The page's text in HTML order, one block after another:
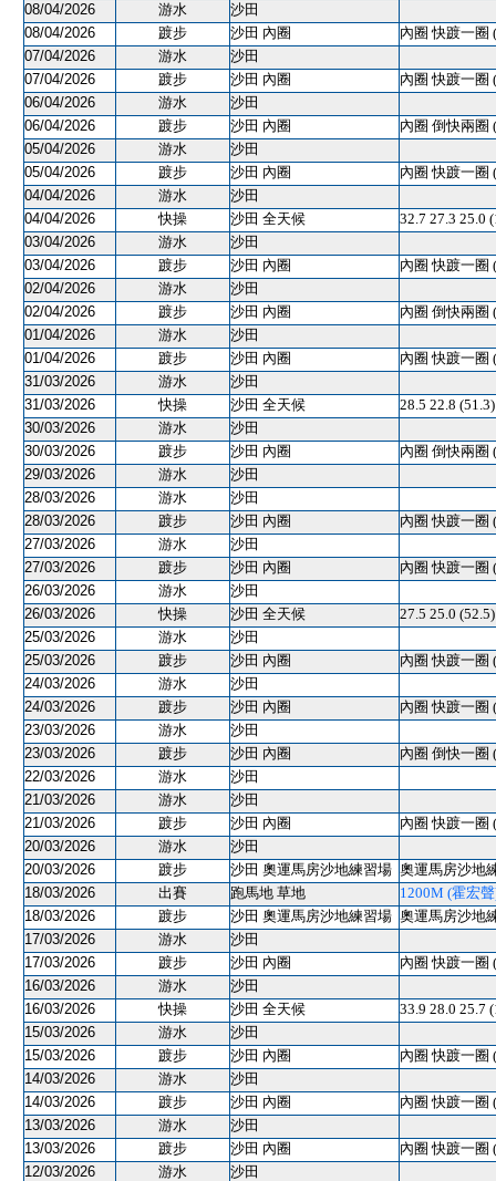
08/04/2026
游水
沙田
08/04/2026
踱步 沙田 內圈
內圈 快踱一圈
07/04/2026
游水
沙田
07/04/2026
踱步 沙田 內圈
內圈 快踱一圈
06/04/2026
游水
沙田
06/04/2026
踱步 沙田 內圈
內圈 倒快兩圈
05/04/2026
游水
沙田
05/04/2026
踱步 沙田 內圈
內圈 快踱一圈
04/04/2026
游水
沙田
04/04/2026
快操 沙田 全天候
32.7 27.3 25.0
03/04/2026
游水
沙田
03/04/2026
踱步 沙田 內圈
內圈 快踱一圈
02/04/2026
游水
沙田
02/04/2026
踱步 沙田 內圈
內圈 倒快兩圈
01/04/2026
游水
沙田
01/04/2026
踱步 沙田 內圈
內圈 快踱一圈
31/03/2026
游水
沙田
31/03/2026
快操 沙田 全天候
28.5 22.8
30/03/2026
游水
沙田
30/03/2026
踱步 沙田 內圈
內圈 倒快兩圈
29/03/2026
游水
沙田
28/03/2026
游水
沙田
28/03/2026
踱步 沙田 內圈
內圈 快踱一圈
27/03/2026
游水
沙田
27/03/2026
踱步 沙田 內圈
內圈 快踱一圈
26/03/2026
游水
沙田
26/03/2026
快操 沙田 全天候
27.5 25.0
25/03/2026
游水
沙田
25/03/2026
踱步 沙田 內圈
內圈 快踱一圈
24/03/2026
游水
沙田
24/03/2026
踱步 沙田 內圈
內圈 快踱一圈
23/03/2026
游水
沙田
23/03/2026
踱步 沙田 內圈
內圈 倒快一圈
22/03/2026
游水
沙田
21/03/2026
游水
沙田
21/03/2026
踱步 沙田 內圈
內圈 快踱一圈
20/03/2026
游水
沙田
20/03/2026
踱步 沙田 奧運馬房沙地練習場 奧運馬房沙地
18/03/2026
出賽 跑馬地 草地
1200M (霍宏
18/03/2026
踱步 沙田 奧運馬房沙地練習場 奧運馬房沙地
17/03/2026
游水
沙田
17/03/2026
踱步 沙田 內圈
內圈 快踱一圈
16/03/2026
游水
沙田
16/03/2026
快操 沙田 全天候
33.9 28.0 25.7
15/03/2026
游水
沙田
15/03/2026
踱步 沙田 內圈
內圈 快踱一圈
14/03/2026
游水
沙田
14/03/2026
踱步 沙田 內圈
內圈 快踱一圈
13/03/2026
游水
沙田
13/03/2026
踱步 沙田 內圈
內圈 快踱一圈
12/03/2026
游水
沙田